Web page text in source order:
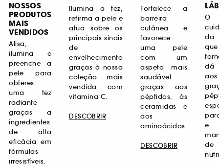
NOSSOS
PRODUTOS
MAIS
VENDIDOS
Alisa,
ilumina e
preenche a
pele para
obteres
uma tez
radiante
graças a
ingredientes
de alta
eficácia em
fórmulas
irresistíveis.
Ilumina a tez,
refirma a pele e
atua sobre os
principais sinais
de
envelhecimento
graças à nossa
coleção mais
vendida com
vitamina C.
DESCOBRIR
Fortalece a
barreira
cutânea e
favorece
uma pele
com um
aspeto mais
saudável
graças aos
péptidos, às
ceramidas e
aos
aminoácidos.
DESCOBRIR
O
dá